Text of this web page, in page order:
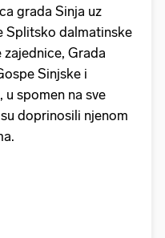
grada Sinja uz
Splitsko dalmatinske
Grada
Sinjske i
spomen na sve
doprinosili njenom